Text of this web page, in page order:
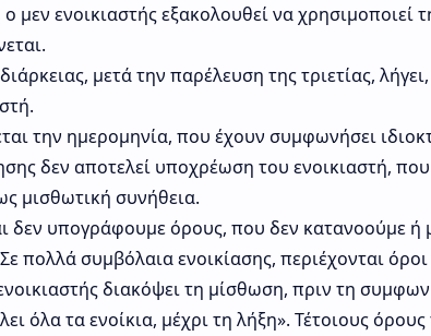
ενοικιαστής εξακολουθεί να χρησιμοποιεί
μετά την παρέλευση της τριετίας,
την ημερομηνία, που έχουν συμφωνήσει
δεν αποτελεί υποχρέωση του ενοικιαστή,
μισθωτική συνήθεια.
υπογράφουμε όρους, που δεν κατανοούμε ή
πολλά συμβόλαια ενοικίασης, περιέχονται όροι
διακόψει τη μίσθωση, πριν τη
όλα τα ενοίκια, μέχρι τη λήξη». Τέτοιους